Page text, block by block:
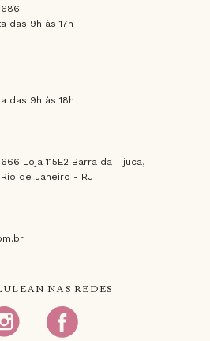
das 9h às 17h
das 9h às 18h
Loja 115E2 Barra da Tijuca,
de Janeiro - RJ
NAS REDES